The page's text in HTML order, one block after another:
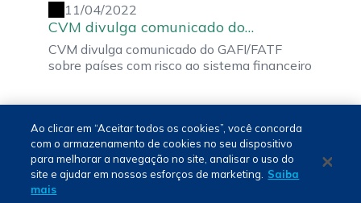
11/04/2022
CVM divulga comunicado do
GAFI/FATF sobre países com risco ao
sistema financeiro
CVM divulga comunicado do GAFI/FATF
sobre países com risco ao sistema financeiro
Português - PT
Ao clicar em “Aceitar todos os cookies”, você concorda
com o armazenamento de cookies no seu dispositivo
para melhorar a navegação no site, analisar o uso do
site e ajudar em nossos esforços de marketing.
Saiba
mais